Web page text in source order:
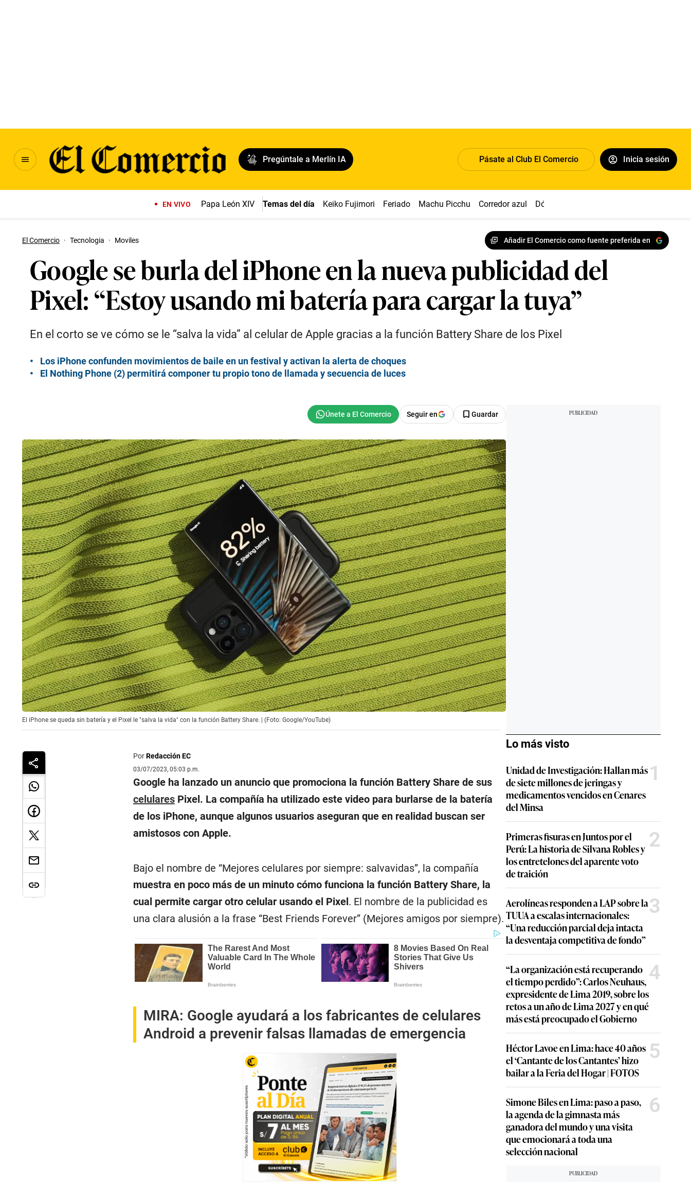
Pregúntale a Merlín IA Pásate al Club El Comercio Inicia sesión
EN VIVO Papa León XIV Temas del día Keiko Fujimori Feriado Machu Picchu Corredor azul Dólar
El Comercio · Tecnologia · Moviles Añadir El Comercio como fuente preferida en
Google se burla del iPhone en la nueva publicidad del
Pixel: “Estoy usando mi batería para cargar la tuya”
En el corto se ve cómo se le “salva la vida” al celular de Apple gracias a la función Battery Share de los Pixel
Los iPhone confunden movimientos de baile en un festival y activan la alerta de choques
El Nothing Phone (2) permitirá componer tu propio tono de llamada y secuencia de luces
Seguir en Guardar
El iPhone se queda sin batería y el Pixel le "salva la vida" con la función Battery Share. | (Foto: Google/YouTube)
PorRedacción EC
03/07/2023, 05:03 p.m.
Google ha lanzado un anuncio que promociona la función Battery Share de sus
celularesPixel. La compañía ha utilizado este video para burlarse de la batería
de los iPhone, aunque algunos usuarios aseguran que en realidad buscan ser
amistosos con Apple.
Bajo el nombre de “Mejores celulares por siempre: salvavidas”, la compañía
muestra en poco más de un minuto cómo funciona la función Battery Share, la
cual permite cargar otro celular usando el Pixel. El nombre de la publicidad es
una clara alusión a la frase “Best Friends Forever” (Mejores amigos por siempre).
MIRA: Google ayudará a los fabricantes de celulares
Android a prevenir falsas llamadas de emergencia
Lo más visto
Unidad de Investigación: Hallan más
de siete millones de jeringas y
medicamentos vencidos en Cenares
del Minsa
1
Primeras fisuras en Juntos por el
Perú: La historia de Silvana Robles y
los entretelones del aparente voto
de traición
2
Aerolíneas responden a LAP sobre la
TUUA a escalas internacionales:
“Una reducción parcial deja intacta
la desventaja competitiva de fondo”
3
“La organización está recuperando
el tiempo perdido”: Carlos Neuhaus,
expresidente de Lima 2019, sobre los
retos a un año de Lima 2027 y en qué
más está preocupado el Gobierno
4
Héctor Lavoe en Lima: hace 40 años
el ‘Cantante de los Cantantes’ hizo
bailar a la Feria del Hogar | FOTOS
5
Simone Biles en Lima: paso a paso,
la agenda de la gimnasta más
ganadora del mundo y una visita
que emocionará a toda una
selección nacional
6